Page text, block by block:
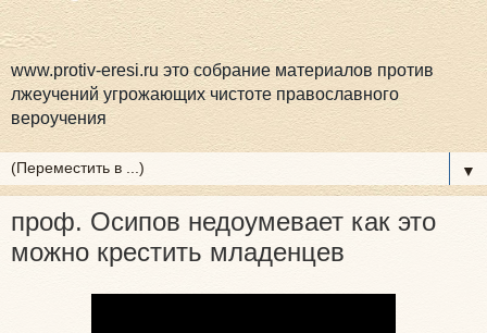
www.protiv-eresi.ru это собрание материалов против
лжеучений угрожающих чистоте православного
вероучения
▼
проф. Осипов недоумевает как это
можно крестить младенцев